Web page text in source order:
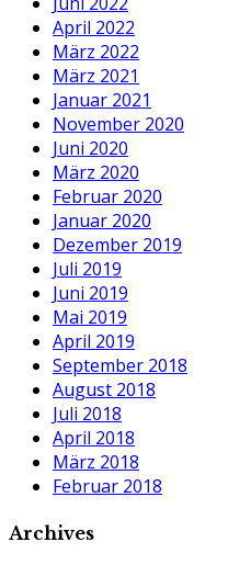
April 2022
März 2022
März 2021
Januar 2021
November 2020
Juni 2020
März 2020
Februar 2020
Januar 2020
Dezember 2019
Juli 2019
Juni 2019
Mai 2019
April 2019
September 2018
August 2018
Juli 2018
April 2018
März 2018
Februar 2018
Archives